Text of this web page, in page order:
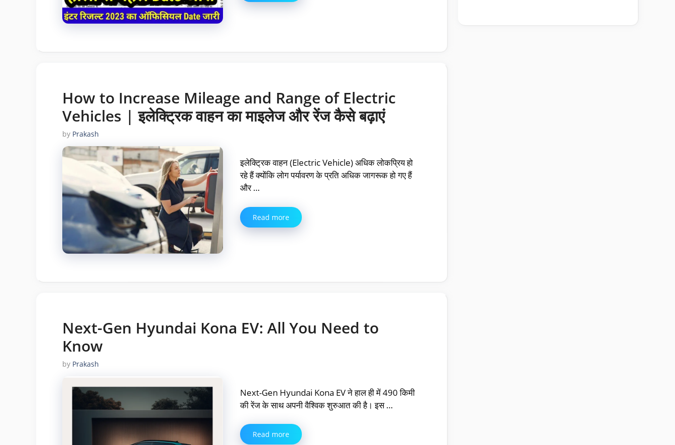
How to Increase Mileage and Range of Electric
Vehicles | इलेक्ट्रिक वाहन का माइलेज और रेंज कैसे बढ़ाएं
by Prakash
इलेक्ट्रिक वाहन (Electric Vehicle) अधिक लोकप्रिय हो
रहे हैं क्योंकि लोग पर्यावरण के प्रति अधिक जागरूक हो गए हैं
और …
Read more
Next-Gen Hyundai Kona EV: All You Need to
Know
by Prakash
Next-Gen Hyundai Kona EV ने हाल ही में 490 किमी
की रेंज के साथ अपनी वैश्विक शुरुआत की है। इस …
Read more